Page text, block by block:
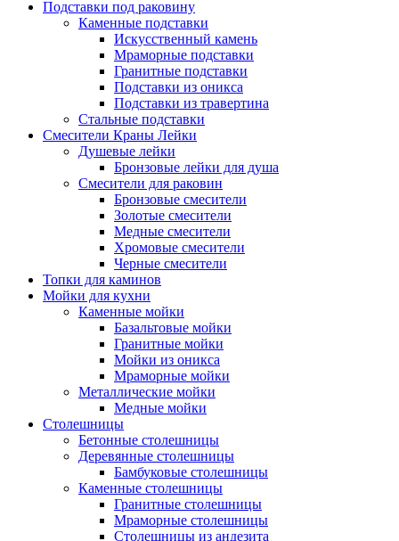
Подставки под раковину
Каменные подставки
Искусственный камень
Мраморные подставки
Гранитные подставки
Подставки из оникса
Подставки из травертина
Стальные подставки
Смесители Краны Лейки
Душевые лейки
Бронзовые лейки для душа
Смесители для раковин
Бронзовые смесители
Золотые смесители
Медные смесители
Хромовые смесители
Черные смесители
Топки для каминов
Мойки для кухни
Каменные мойки
Базальтовые мойки
Гранитные мойки
Мойки из оникса
Мраморные мойки
Металлические мойки
Медные мойки
Столешницы
Бетонные столешницы
Деревянные столешницы
Бамбуковые столешницы
Каменные столешницы
Гранитные столешницы
Мраморные столешницы
Столешницы из андезита